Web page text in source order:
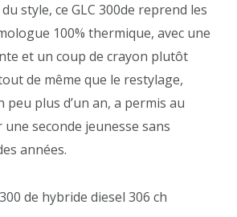
style, ce GLC 300de reprend les
100% thermique, avec une
et un coup de crayon plutôt
de même que le restylage,
peu plus d’un an, a permis au
une seconde jeunesse sans
années.